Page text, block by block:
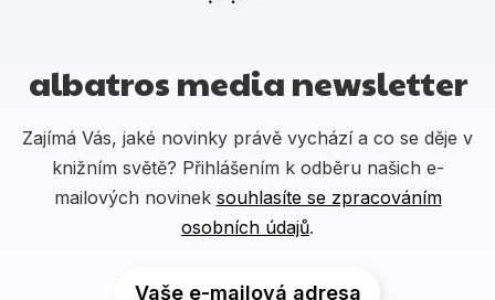
albatros media newsletter
Zajímá Vás, jaké novinky právě vychází a co se děje v
knižním světě? Přihlášením k odběru našich e-
mailových novinek souhlasíte se zpracováním
osobních údajů.
Vaše e-mailová adresa